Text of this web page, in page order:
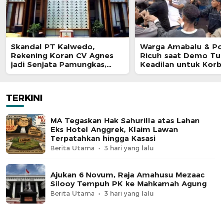
Skandal PT Kalwedo,
Rekening Koran CV Agnes
jadi Senjata Pamungkas,
Kejati Maluku Diduga “Masuk
Warga Amabalu &
Ricuh saat Demo
Keadilan untuk
Penganiayaan
TERKINI
MA Tegaskan Hak Sahurilla atas Lahan
Eks Hotel Anggrek, Klaim Lawan
Terpatahkan hingga Kasasi
Berita Utama 3 hari yang lalu
Ajukan 6 Novum, Raja Amahusu Mezaac
Silooy Tempuh PK ke Mahkamah Agung
Berita Utama 3 hari yang lalu